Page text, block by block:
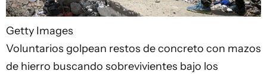
Getty Images
Voluntarios golpean restos de concreto con mazos
de hierro buscando sobrevivientes bajo los